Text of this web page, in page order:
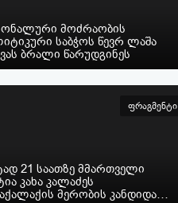
მოძრაობის
საბჭოს წევრ ლაშა
ბრალი წარუდგინეს
ფრაგმენტი
21 საათზე მმართველი
კახა კალაძეს
მერობის კანდიდა…